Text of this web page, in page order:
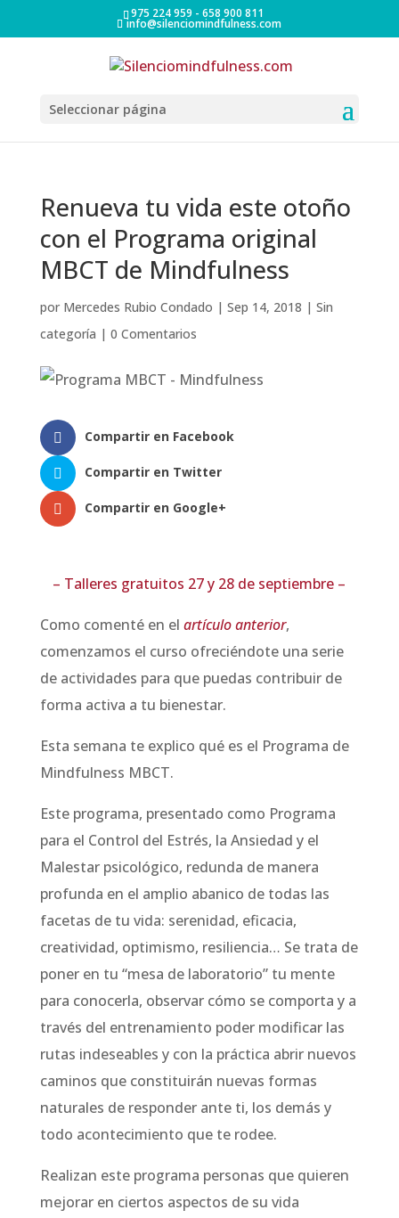
975 224 959 - 658 900 811
info@silenciomindfulness.com
Seleccionar página
Renueva tu vida este otoño
con el Programa original
MBCT de Mindfulness
por Mercedes Rubio Condado | Sep 14, 2018 | Sin
categoría | 0 Comentarios
Compartir en Facebook
Compartir en Twitter
Compartir en Google+
– Talleres gratuitos 27 y 28 de septiembre –
Como comenté en el artículo anterior,
comenzamos el curso ofreciéndote una serie
de actividades para que puedas contribuir de
forma activa a tu bienestar.
Esta semana te explico qué es el Programa de
Mindfulness MBCT.
Este programa, presentado como Programa
para el Control del Estrés, la Ansiedad y el
Malestar psicológico, redunda de manera
profunda en el amplio abanico de todas las
facetas de tu vida: serenidad, eficacia,
creatividad, optimismo, resiliencia… Se trata de
poner en tu “mesa de laboratorio” tu mente
para conocerla, observar cómo se comporta y a
través del entrenamiento poder modificar las
rutas indeseables y con la práctica abrir nuevos
caminos que constituirán nuevas formas
naturales de responder ante ti, los demás y
todo acontecimiento que te rodee.
Realizan este programa personas que quieren
mejorar en ciertos aspectos de su vida